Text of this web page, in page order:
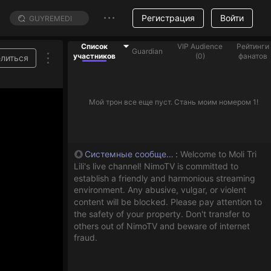
Регистрация Войти
Список
участников
Guardian
VIP Audience
(0)
Рейтинги
фанатов
Мой трон все еще пуст. Стань моим номером 1!
Системные сообщения : Welcome to Moli Tri
Lili's live channel! NimoTV is committed to
establish a friendly and harmonious streaming
environment. Any abusive, vulgar, or violent
content will be blocked. Please pay attention to
the safety of your property. Don't transfer to
others out of NimoTV and beware of internet
fraud.